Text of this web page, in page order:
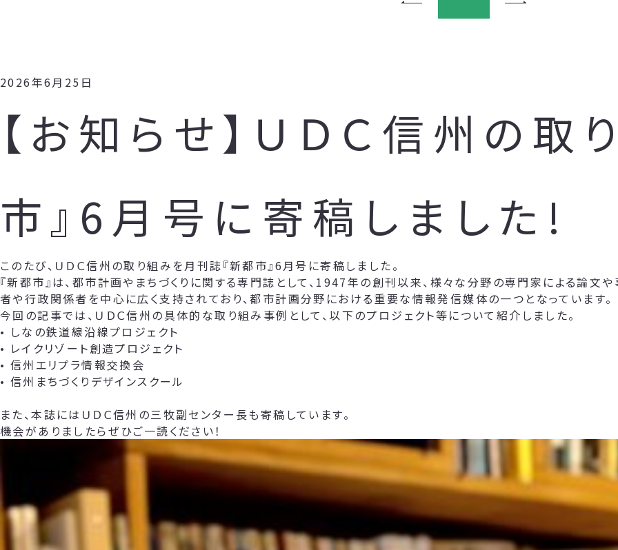
2026年6月25日
【お知らせ】ＵＤＣ信州の取
市』6月号に寄稿しました!
このたび、ＵＤＣ信州の取り組みを月刊誌『新都市』6月号に寄稿しました。
『新都市』は、都市計画やまちづくりに関する専門誌として、1947年の創刊以来、様々な分野の専門家による論
者や行政関係者を中心に広く支持されており、都市計画分野における重要な情報発信媒体の一つとなっています。
今回の記事では、ＵＤＣ信州の具体的な取り組み事例として、以下のプロジェクト等について紹介しました。
• しなの鉄道線沿線プロジェクト
• レイクリゾート創造プロジェクト
• 信州エリプラ情報交換会
• 信州まちづくりデザインスクール
また、本誌にはＵＤＣ信州の三牧副センター長も寄稿しています。
機会がありましたらぜひご一読ください！